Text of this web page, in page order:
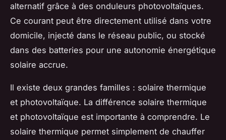
alternatif grâce à des onduleurs photovoltaïques.
Ce courant peut être directement utilisé dans votre
domicile, injecté dans le réseau public, ou stocké
dans des batteries pour une autonomie énergétique
solaire accrue.
Il existe deux grandes familles : solaire thermique
et photovoltaïque. La différence solaire thermique
et photovoltaïque est importante à comprendre. Le
solaire thermique permet simplement de chauffer